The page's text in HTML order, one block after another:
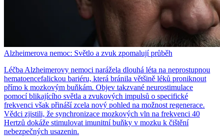
Alzheimerova nemoc: Světlo a zvuk zpomalují průběh
Léčba Alzheimerovy nemoci narážela dlouhá léta na neprostupnou
hematoencefalickou bariéru, která bránila většině léků proniknout
přímo k mozkovým buňkám. Objev takzvané neurostimulace
pomocí blikajícího světla a zvukových impulsů o specifické
frekvenci však přináší zcela nový pohled na možnost regenerace.
Vědci zjistili, že synchronizace mozkových vln na frekvenci 40
Hertzů dokáže stimulovat imunitní buňky v mozku k čištění
nebezpečných usazenin.